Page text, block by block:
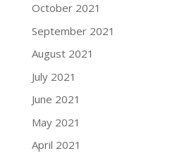
October 2021
September 2021
August 2021
July 2021
June 2021
May 2021
April 2021